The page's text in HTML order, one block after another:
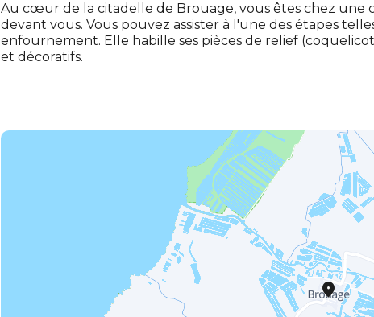
Au cœur de la citadelle de Brouage, vous êtes chez une
devant vous. Vous pouvez assister à l'une des étapes
enfournement. Elle habille ses pièces de relief
et décoratifs.